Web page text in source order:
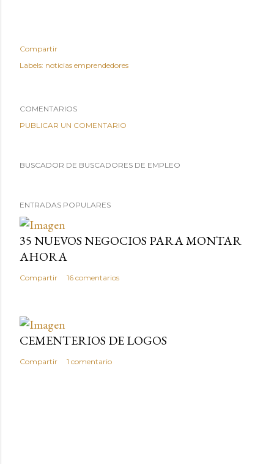
Compartir
Labels: noticias emprendedores
COMENTARIOS
PUBLICAR UN COMENTARIO
BUSCADOR DE BUSCADORES DE EMPLEO
ENTRADAS POPULARES
35 NUEVOS NEGOCIOS PARA MONTAR
AHORA
Compartir 16 comentarios
CEMENTERIOS DE LOGOS
Compartir 1 comentario